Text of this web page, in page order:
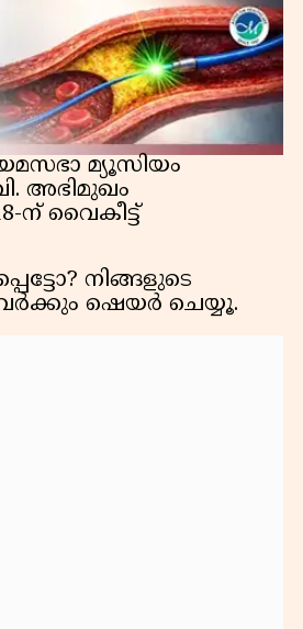
മ്യൂസിയം
അഭിമുഖം
ന് വൈകീട്ട്
നിങ്ങളുടെ
ഷെയർ ചെയ്യൂ.